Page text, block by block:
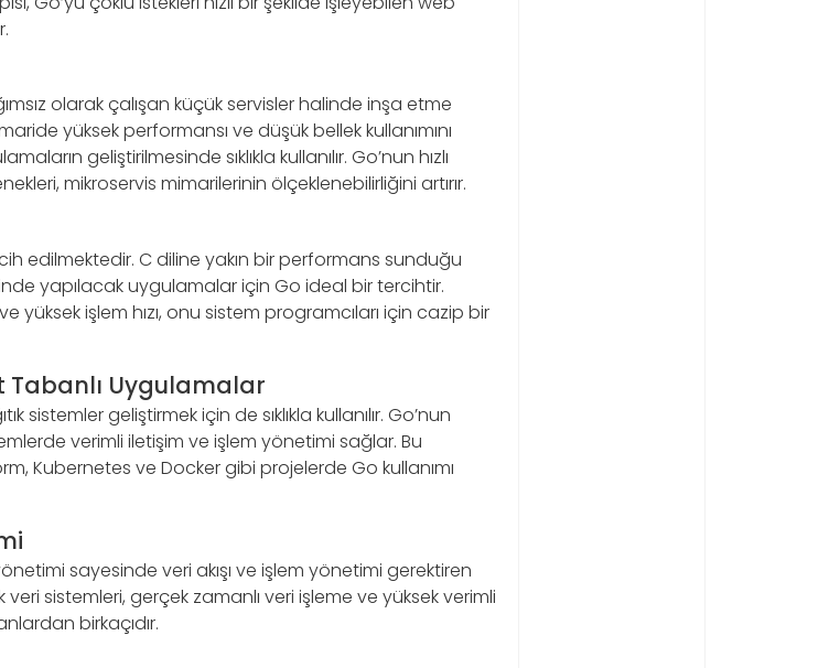
olarak çalışan küçük servisler halinde inşa etme
yüksek performansı ve düşük bellek kullanımını
geliştirilmesinde sıklıkla kullanılır. Go’nun hızlı
mikroservis mimarilerinin ölçeklenebilirliğini artırır.
edilmektedir. C diline yakın bir performans sunduğu
yapılacak uygulamalar için Go ideal bir tercihtir.
yüksek işlem hızı, onu sistem programcıları için cazip bir
Tabanlı Uygulamalar
geliştirmek için de sıklıkla kullanılır. Go’nun
verimli iletişim ve işlem yönetimi sağlar. Bu
Kubernetes ve Docker gibi projelerde Go kullanımı
sayesinde veri akışı ve işlem yönetimi gerektiren
sistemleri, gerçek zamanlı veri işleme ve yüksek verimli
birkaçıdır.